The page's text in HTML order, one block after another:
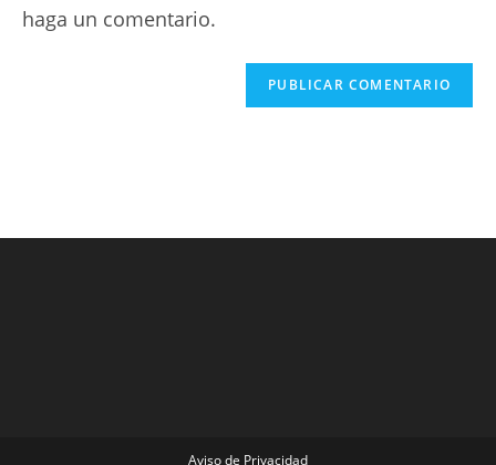
haga un comentario.
Aviso de Privacidad